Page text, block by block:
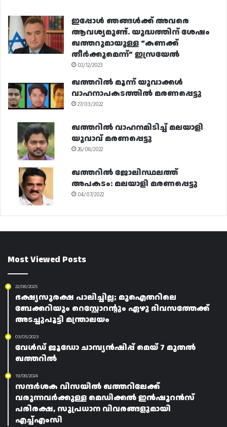
ഇപ്പോൾ ഞങ്ങൾക്ക് അവരെ
ആവശ്യമുണ്ട്. യുദ്ധത്തിന് ശേഷം
ഖത്തറുമായുള്ള “കണക്ക്
തീർക്കുമെന്ന്” ഇസ്രയേൽ
02/12/2023
ഖത്തറിൽ മൂന്ന് യുവാക്കൾ
വാഹനാപകടത്തിൽ മരണപ്പെട്ടു
27/03/2022
ഖത്തറിൽ വാഹനമിടിച്ച് മലയാളി
യുവാവ് മരണപ്പെട്ടു
26/06/2022
ഖത്തറിൽ ജോലിസ്ഥലത്ത്
അപകടം: മലയാളി മരണപ്പെട്ടു
04/07/2022
Most Viewed Posts
22/08/2025
ഭക്ഷ്യസുരക്ഷ പാലിച്ചില്ല; മുഐതറിലെ
ബേക്കറിയും റെസ്റ്റോറന്റും ഏഴു ദിവസത്തേക്ക്
അടച്ചുപൂട്ടി മന്ത്രാലയം
03/05/2023
വേൾഡ് ജൂഡോ ചാമ്പ്യൻഷിപ്പ് മെയ് 7 മുതൽ
ഖത്തറിൽ
19/08/2024
സന്ദർശക വിസയിൽ ഖത്തറിലേക്ക്
വരുന്നവർക്കുള്ള മെഡിക്കൽ ഇൻഷുറൻസ്
പരിരക്ഷ, സുപ്രധാന വിവരങ്ങളുമായി
എച്ച്എംസി